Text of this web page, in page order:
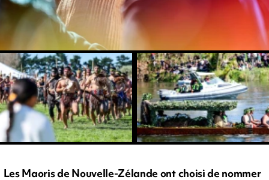
Les Maoris de Nouvelle-Zélande ont choisi de nommer